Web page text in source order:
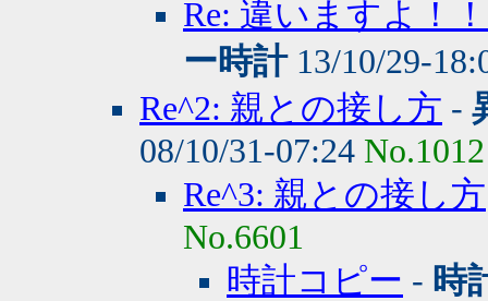
Re: 違いますよ！
ー時計13/10/29-
Re^2: 親との接し方 -
08/10/31-07:24 No.1012
Re^3: 親との接し方
No.6601
時計コピー - 時